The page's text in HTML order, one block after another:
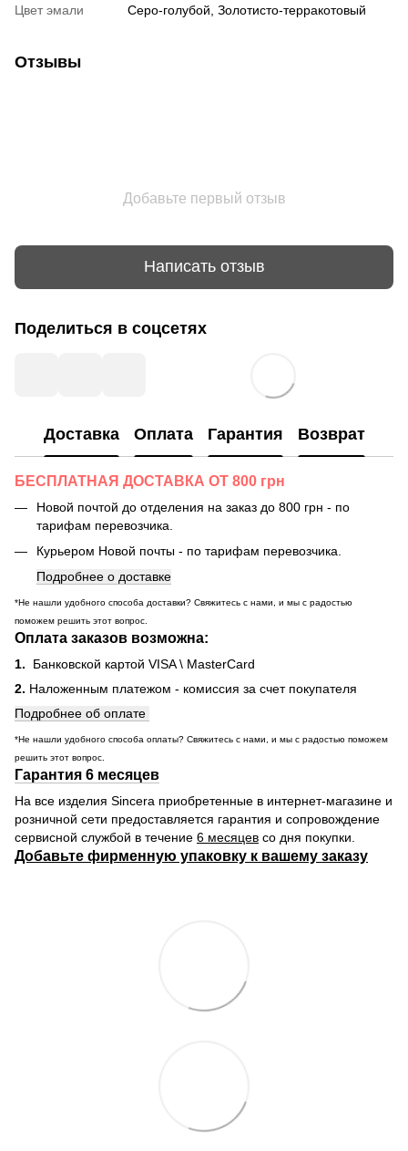
Цвет эмали
Серо-голубой, Золотисто-терракотовый
Отзывы
Добавьте первый отзыв
Написать отзыв
Поделиться в соцсетях
Доставка Оплата Гарантия Возврат
БЕСПЛАТНАЯ ДОСТАВКА ОТ 800 грн
Новой почтой до отделения на заказ до 800 грн - по
тарифам перевозчика.
Курьером Новой почты - по тарифам перевозчика.
Подробнее о доставке
*Не нашли удобного способа доставки? Свяжитесь с нами, и мы с радостью
поможем решить этот вопрос.
Оплата заказов возможна:
1. Банковской картой VISA \ MasterCard
2. Наложенным платежом - комиссия за счет покупателя
Подробнее об оплате
*Не нашли удобного способа оплаты? Свяжитесь с нами, и мы с радостью поможем
решить этот вопрос.
Гарантия 6 месяцев
На все изделия Sincera приобретенные в интернет-магазине и
розничной сети предоставляется гарантия и сопровождение
сервисной службой в течение 6 месяцев со дня покупки.
Добавьте фирменную упаковку к вашему заказу